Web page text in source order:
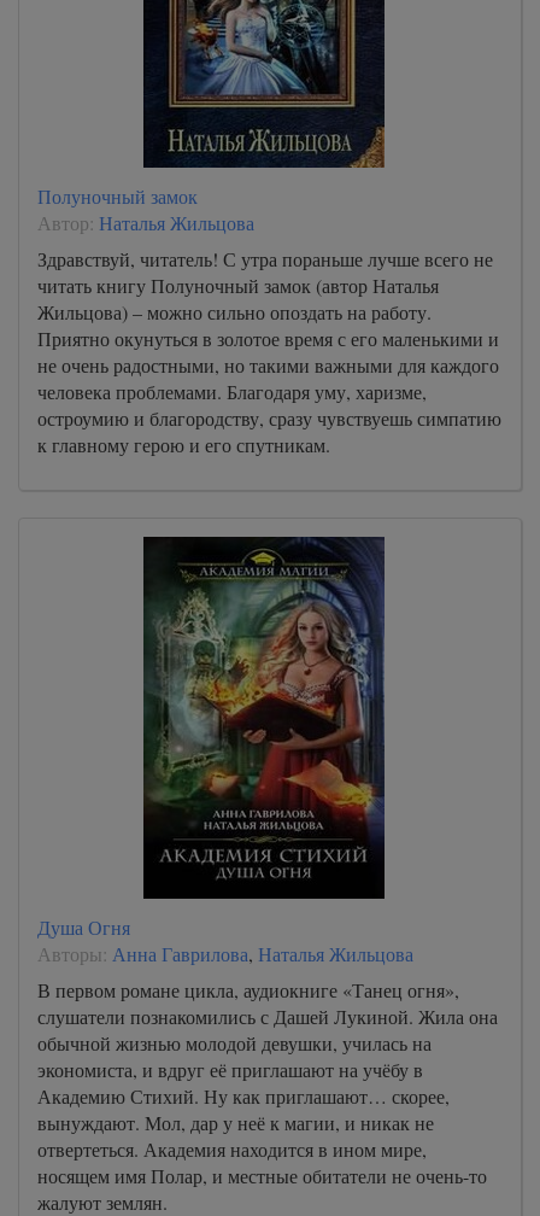
Полуночный замок
Автор: Наталья Жильцова
Здравствуй, читатель! С утра пораньше лучше всего не
читать книгу Полуночный замок (автор Наталья
Жильцова) – можно сильно опоздать на работу.
Приятно окунуться в золотое время с его маленькими и
не очень радостными, но такими важными для каждого
человека проблемами. Благодаря уму, харизме,
остроумию и благородству, сразу чувствуешь симпатию
к главному герою и его спутникам.
Душа Огня
Авторы: Анна Гаврилова, Наталья Жильцова
В первом романе цикла, аудиокниге «Танец огня»,
слушатели познакомились с Дашей Лукиной. Жила она
обычной жизнью молодой девушки, училась на
экономиста, и вдруг её приглашают на учёбу в
Академию Стихий. Ну как приглашают… скорее,
вынуждают. Мол, дар у неё к магии, и никак не
отвертеться. Академия находится в ином мире,
носящем имя Полар, и местные обитатели не очень-то
жалуют землян.